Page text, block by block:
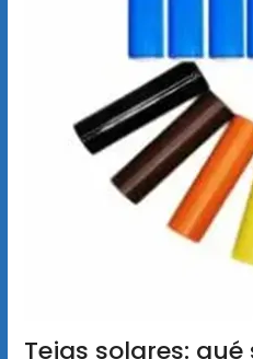
Tejas solares: